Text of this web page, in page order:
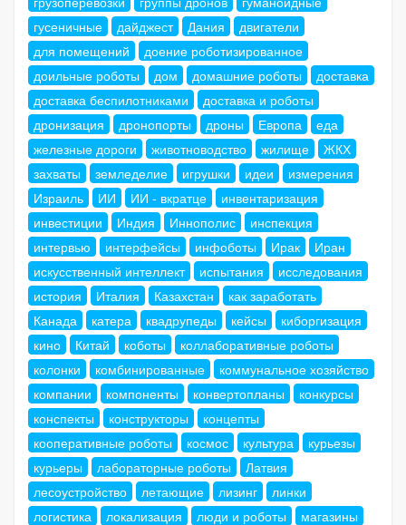
гусеничные
дайджест Дания
двигатели
для помещений
доение роботизированное
доильные роботы
дом домашние роботы
доставка
доставка беспилотниками
доставка и роботы
дронизация
дронопорты дроны Европа
еда
железные дороги
животноводство жилище
ЖКХ
захваты
земледелие игрушки идеи
измерения
Израиль
ИИ ИИ - вкратце
инвентаризация
инвестиции
Индия Иннополис
инспекция
интервью
интерфейсы инфоботы Ирак
Иран
искусственный интеллект
испытания
исследования
история
Италия Казахстан
как заработать
Канада
катера квадрупеды кейсы
киборгизация
кино
Китай коботы
коллаборативные роботы
колонки
комбинированные
коммунальное хозяйство
компании
компоненты конвертопланы
конкурсы
конспекты
конструкторы
концепты
кооперативные роботы
космос культура
курьезы
курьеры
лабораторные роботы
Латвия
лесоустройство
летающие лизинг
линки
логистика
локализация люди и роботы
магазины